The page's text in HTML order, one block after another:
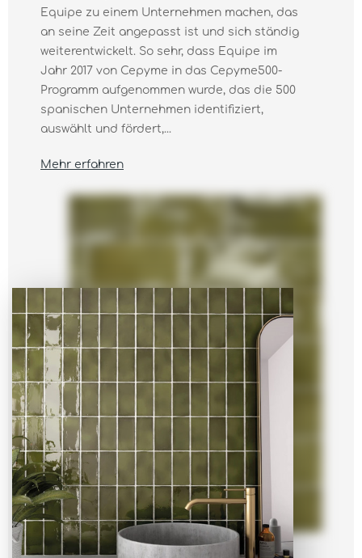
Equipe zu einem Unternehmen machen, das
an seine Zeit angepasst ist und sich ständig
weiterentwickelt. So sehr, dass Equipe im
Jahr 2017 von Cepyme in das Cepyme500-
Programm aufgenommen wurde, das die 500
spanischen Unternehmen identifiziert,
auswählt und fördert,...
Mehr erfahren